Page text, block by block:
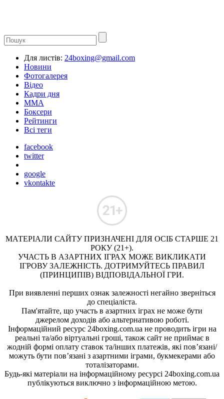
Для листів: 24boxing@gmail.com
Новини
Фотогалерея
Відео
Кадри дня
ММА
Боксери
Рейтинги
Всі теги
facebook
twitter
google
vkontakte
МАТЕРІАЛИ САЙТУ ПРИЗНАЧЕНІ ДЛЯ ОСІБ СТАРШЕ 21
РОКУ (21+).
УЧАСТЬ В АЗАРТНИХ ІГРАХ МОЖЕ ВИКЛИКАТИ
ІГРОВУ ЗАЛЕЖНІСТЬ. ДОТРИМУЙТЕСЬ ПРАВИЛ
(ПРИНЦИПІВ) ВІДПОВІДАЛЬНОЇ ГРИ.
При виявленні перших ознак залежності негайно зверніться
до спеціаліста.
Пам'ятайте, що участь в азартних іграх не може бути
джерелом доходів або альтернативою роботі.
Інформаційний ресурс 24boxing.com.ua не проводить ігри на
реальні та/або віртуальні гроші, також сайт не приймає в
жодній формі оплату ставок та/інших платежів, які пов’язані/
можуть бути пов’язані з азартними іграми, букмекерами або
тоталізаторами.
Будь-які матеріали на інформаційному ресурсі 24boxing.com.ua
публікуються виключно з інформаційною метою.